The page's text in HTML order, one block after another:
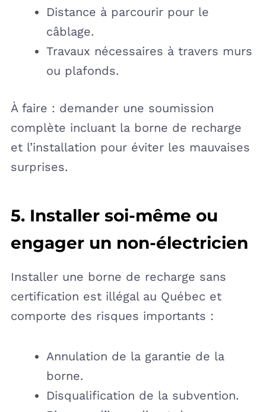
Distance à parcourir pour le
câblage.
Travaux nécessaires à travers murs
ou plafonds.
À faire : demander une soumission
complète incluant la borne de recharge
et l’installation pour éviter les mauvaises
surprises.
5. Installer soi-même ou
engager un non-électricien
Installer une borne de recharge sans
certification est illégal au Québec et
comporte des risques importants :
Annulation de la garantie de la
borne.
Disqualification de la subvention.